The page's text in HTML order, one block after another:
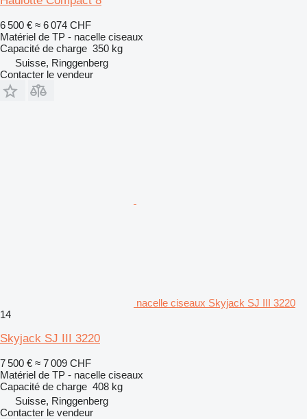
6 500 € ≈ 6 074 CHF
Matériel de TP - nacelle ciseaux
Capacité de charge 350 kg
Suisse, Ringgenberg
Contacter le vendeur
nacelle ciseaux Skyjack SJ III 3220
14
Skyjack SJ III 3220
7 500 € ≈ 7 009 CHF
Matériel de TP - nacelle ciseaux
Capacité de charge 408 kg
Suisse, Ringgenberg
Contacter le vendeur